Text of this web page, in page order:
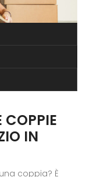
COPPIE
IN
coppia? È